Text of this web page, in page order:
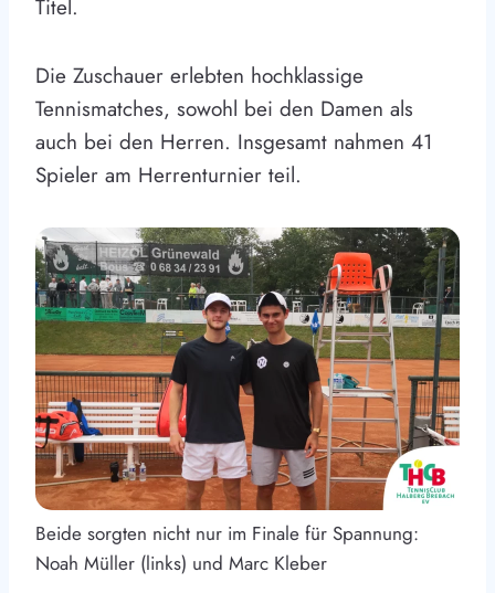
Titel.
Die Zuschauer erlebten hochklassige
Tennismatches, sowohl bei den Damen als
auch bei den Herren. Insgesamt nahmen 41
Spieler am Herrenturnier teil.
Beide sorgten nicht nur im Finale für Spannung:
Noah Müller (links) und Marc Kleber